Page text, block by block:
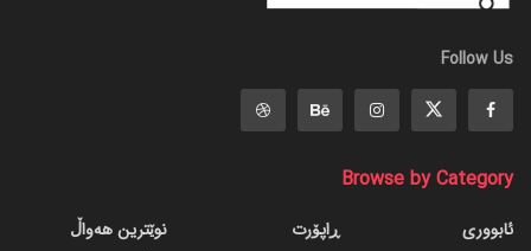
Follow Us
Browse by Category
ئابووری
ڕاپۆرت
نوێترین هەواڵ